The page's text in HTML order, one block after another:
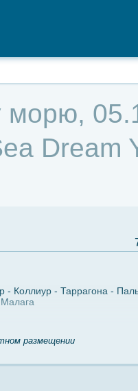
Dream
Коллиур Таррагона
Малага
размещении